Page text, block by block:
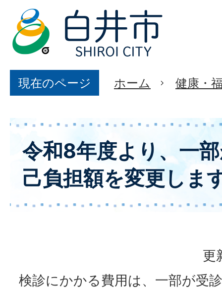
現在のページ ホーム 健康・
令和8年度より、一
己負担額を変更しま
更
検診にかかる費用は、一部が受